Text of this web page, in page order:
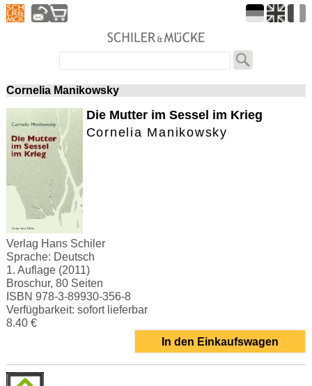
Cornelia Manikowsky
Die Mutter im Sessel im Krieg
Cornelia Manikowsky
Verlag Hans Schiler
Sprache: Deutsch
1. Auflage (2011)
Broschur, 80 Seiten
ISBN 978-3-89930-356-8
Verfügbarkeit: sofort lieferbar
8.40 €
In den Einkaufswagen